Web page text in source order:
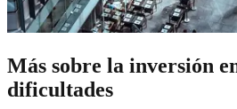
Más sobre la inversión
dificultades